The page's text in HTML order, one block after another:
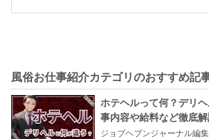
風俗お仕事紹介カテゴリのおすすめ記
ホテヘルって何？デリ
事内容や給料など徹底解
ジョブヘブンジャーナル編